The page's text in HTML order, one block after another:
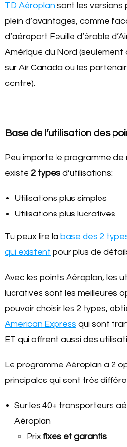
TD Aéroplan sont les versions
plein d’avantages, comme
d’aéroport Feuille d’érable
Amérique du Nord (seulement
sur Air Canada ou les
contre).
Base de l’utilisation des
Peu importe le programme de
existe 2 types d’utilisations:
Utilisations plus simples
Utilisations plus lucratives
Tu peux lire la base des 2
qui existent pour plus de
Avec les points Aéroplan, les
lucratives sont les meilleures
pouvoir choisir les 2 types,
American Express qui sont
ET qui offrent aussi des
Le programme Aéroplan a 2
principales qui sont très
Sur les 40+ transporteurs
Aéroplan
Prix fixes et garantis